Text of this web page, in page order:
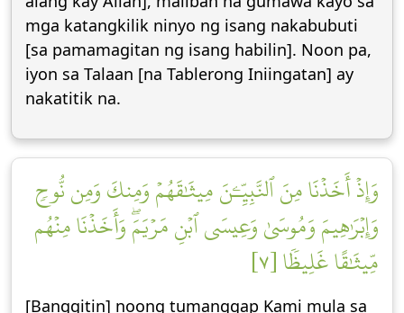
mga katangkilik ninyo ng isang nakabubuti
[sa pamamagitan ng isang habilin]. Noon pa,
iyon sa Talaan [na Tablerong Iniingatan] ay
nakatitik na.
وَإِذۡ أَخَذۡنَا مِنَ ٱلنَّبِيِّـۧنَ مِيثَٰقَهُمۡ وَمِنكَ وَمِن نُّوحٖ
وَإِبۡرَٰهِيمَ وَمُوسَىٰ وَعِيسَى ٱبۡنِ مَرۡيَمَۖ وَأَخَذۡنَا مِنۡهُم
مِّيثَٰقًا غَلِيظٗا [٧]
[Banggitin] noong tumanggap Kami mula sa